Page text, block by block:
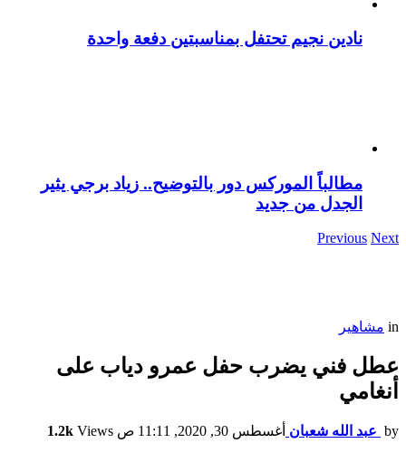
نادين نجيم تحتفل بمناسبتين دفعة واحدة
مطالباً الموركس دور بالتوضيح.. زياد برجي يثير
الجدل من جديد
Previous Next
in مشاهير
عطل فني يضرب حفل عمرو دياب على
أنغامي
by عبد الله شعبان أغسطس 30, 2020, 11:11 ص 1.2k Views